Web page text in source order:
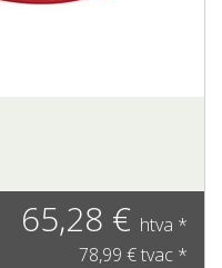
65,28 € htva *
78,99 € tvac *